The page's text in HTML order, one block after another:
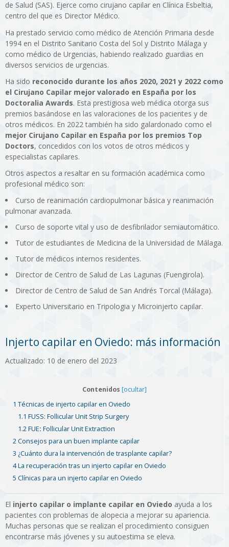
de Salud (SAS). Ejerce como cirujano capilar en Clínica Esbeltia,
centro del que es Director Médico.
Ha prestado servicio como médico de Atención Primaria desde
1994 en el Distrito Sanitario Costa del Sol y Distrito Málaga y
como médico de Urgencias, habiendo realizado guardias en
diversos servicios de urgencias.
Ha sido reconocido durante los años 2020, 2021 y 2022 como
el Cirujano Capilar mejor valorado en España por los
Doctoralia Awards. Esta prestigiosa web médica otorga sus
premios basándose en las valoraciones de los pacientes y de
otros médicos. En 2022 también ha sido galardonado como el
mejor Cirujano Capilar en España por los premios Top
Doctors, concedidos con los votos de otros médicos y
especialistas capilares.
Otros aspectos a resaltar en su formación académica como
profesional médico son:
Curso de reanimación cardiopulmonar básica y reanimación
pulmonar avanzada.
Curso de soporte vital y uso de desfibrilador semiautomático.
Tutor de estudiantes de Medicina de la Universidad de Málaga.
Tutor de médicos internos residentes.
Director de Centro de Salud de Las Lagunas (Fuengirola).
Director de Centro de Salud de San Andrés Torcal (Málaga).
Experto Universitario en Tripologia y Microinjerto capilar.
Injerto capilar en Oviedo: más información
Actualizado: 10 de enero del 2023
Contenidos [ocultar]
1 Técnicas de injerto capilar en Oviedo
1.1 FUSS: Follicular Unit Strip Surgery
1.2 FUE: Follicular Unit Extraction
2 Consejos para un buen implante capilar
3 ¿Cuánto dura la intervención de trasplante capilar?
4 La recuperación tras un injerto capilar en Oviedo
5 Clínicas para un injerto capilar en Oviedo
El injerto capilar o implante capilar en Oviedo ayuda a los
pacientes con problemas de alopecia a mejorar su apariencia.
Muchas personas que se realizan el procedimiento consiguen
encontrarse más jóvenes y su autoestima se eleva.